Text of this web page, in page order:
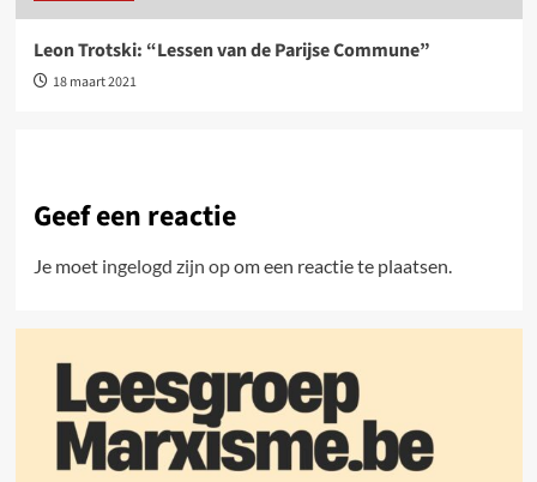
Leon Trotski: “Lessen van de Parijse Commune”
18 maart 2021
Geef een reactie
Je moet ingelogd zijn opom een reactie te plaatsen.